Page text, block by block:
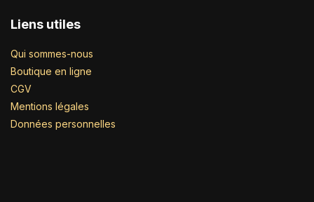
Liens utiles
Qui sommes-nous
Boutique en ligne
CGV
Mentions légales
Données personnelles